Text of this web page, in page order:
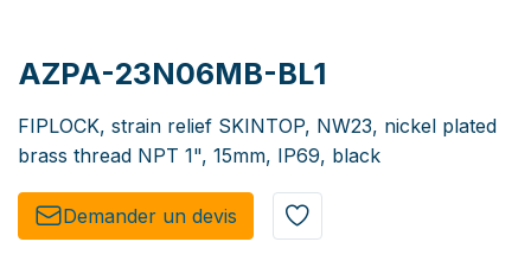
AZPA-23N06MB-BL1
FIPLOCK, strain relief SKINTOP, NW23, nickel plated
brass thread NPT 1", 15mm, IP69, black
Demander un de​​vis​​